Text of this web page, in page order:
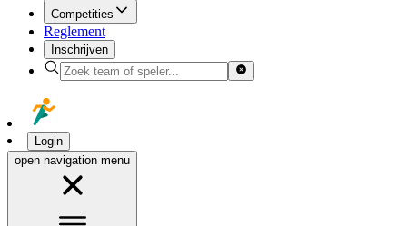
Competities
Reglement
Inschrijven
Login
open navigation menu